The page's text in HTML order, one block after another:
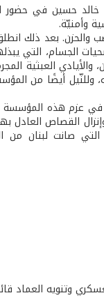
محمد خالد حسين في
وأمنيّة.
بعد ذلك
الجسام، التي
والأيادي
وللنّيل أيضًا من
عزم هذه المؤسسة
القصاص العادل
صانت لبنان من
وتنويه العماد